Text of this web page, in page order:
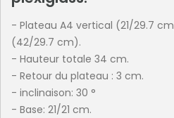
- Plateau A4 vertical (21/29.7
(42/29.7 cm).
- Hauteur totale 34 cm.
- Retour du plateau : 3 cm.
- inclinaison: 30 °
- Base: 21/21 cm.